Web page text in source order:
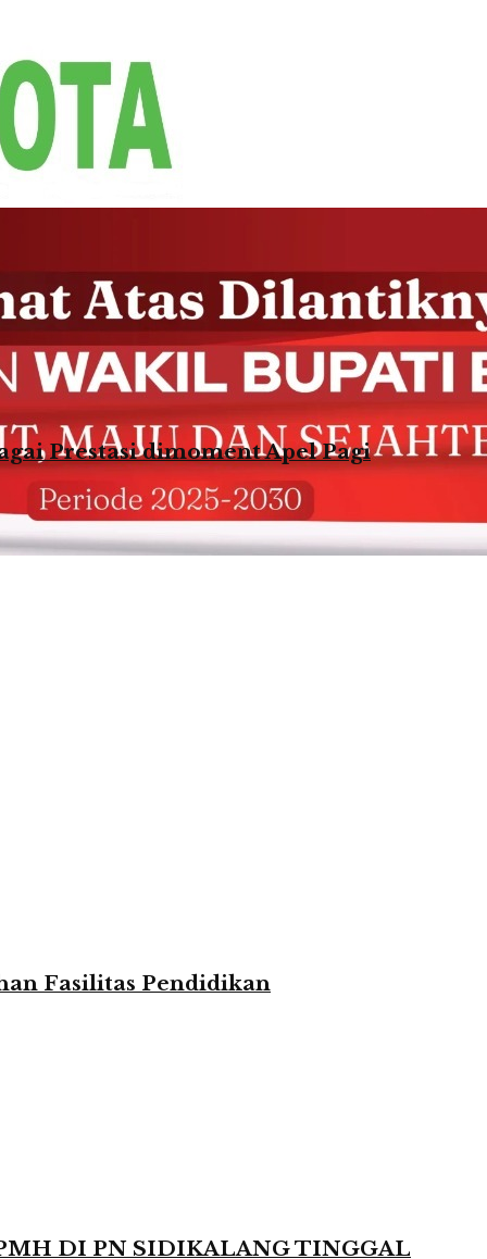
Prestasi dimoment Apel Pagi
Fasilitas Pendidikan
DI PN SIDIKALANG TINGGAL